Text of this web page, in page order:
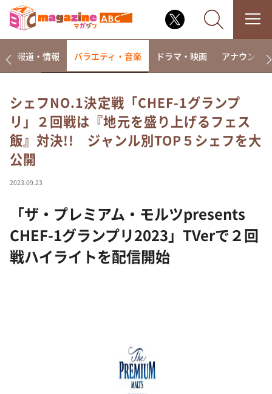
なるみ・岡村の過ぎるTV
相席食堂
～人生密着トークバラエティ！～ やすとものいたっ
て真剣です
探偵！ナイトスクープ
news おかえり
河合＆A.B.C-Z塚田×福井アナ「なんでやねん！？」
（news おかえり）
ＬＩＦＥ～夢のカタチ～
新婚さんいらっしゃい！
報道・情報 バラエティ・音楽 ドラマ・映画 アナウンサー
シェフNO.1決定戦「CHEF-1グランプ
リ」２回戦は『地元を盛り上げるフェス
飯』対決!! ジャンル別TOP５シェフを大
公開
2023.09.23
「ザ・プレミアム・モルツpresents
CHEF-1グランプリ2023」TVerで２回
戦ハイライトを配信開始